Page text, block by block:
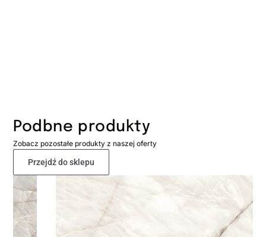
Podbne produkty
Zobacz pozostałe produkty z naszej oferty
Przejdź do sklepu